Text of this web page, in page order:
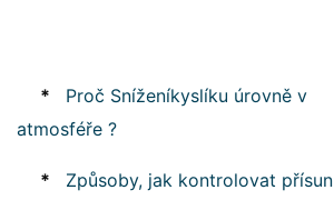
*
Proč Sníženíkyslíku úrovně v
atmosféře ?
*
Způsoby, jak kontrolovat přísun